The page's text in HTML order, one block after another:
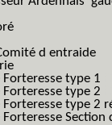
d entraide
type 1
type 2
type 2